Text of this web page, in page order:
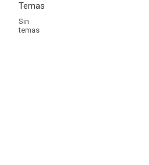
Temas
Sin
temas